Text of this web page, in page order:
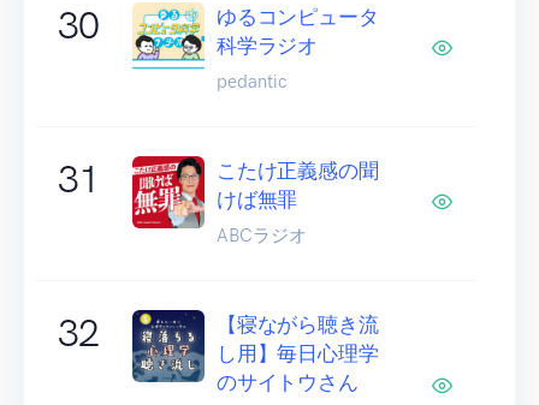
30
ゆるコンピュータ
科学ラジオ
pedantic
31
こたけ正義感の聞
けば無罪
ABCラジオ
32
【寝ながら聴き流
し用】毎日心理学
のサイトウさん